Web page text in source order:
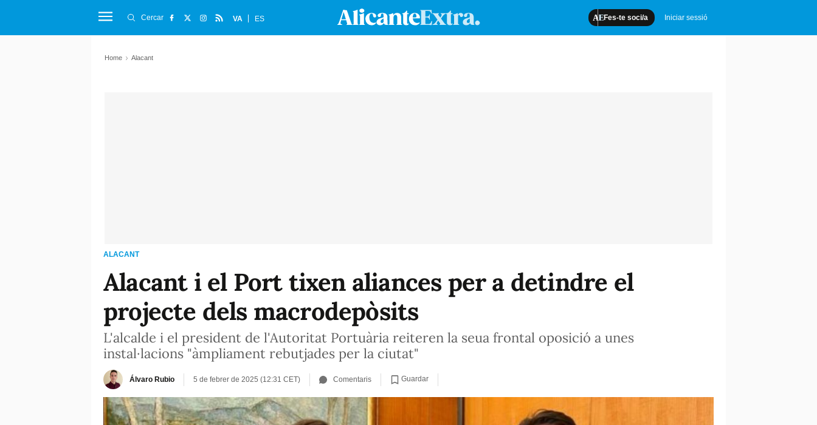
Fes-te soci/a Iniciar sessió
Cercar VA ES
Home Alacant
ALACANT
Alacant i el Port tixen aliances per a detindre el
projecte dels macrodepòsits
L'alcalde i el president de l'Autoritat Portuària reiteren la seua frontal oposició a unes
instal·lacions "àmpliament rebutjades per la ciutat"
Álvaro Rubio 5 de febrer de 2025 (12:31 CET) Comentaris Guardar